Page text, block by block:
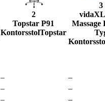
2
Topstar P91
KontorsstolTopstar
3
Massage
–
–
–
–
–
–